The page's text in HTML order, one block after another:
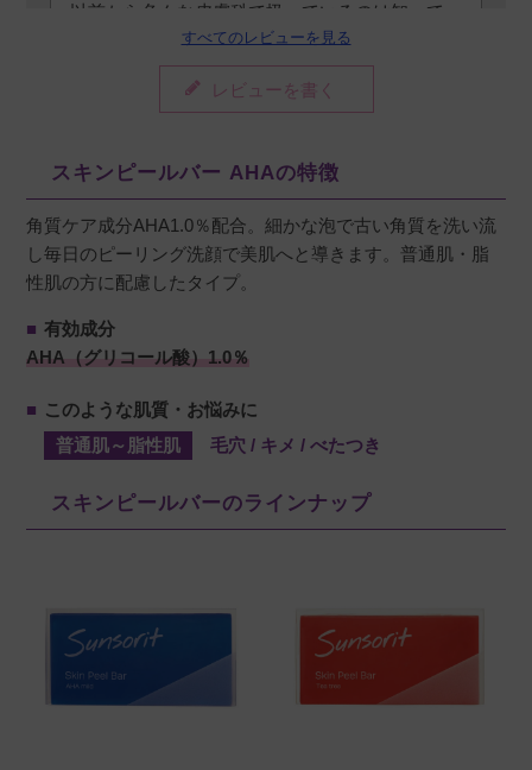
以前から色んな皮膚科で扱っているのは知って
いましたが、ようやく買ってみました。
すごくサッパリ、ツルッとして気持ちが良いで
yu. 購入者
投稿日
泡の感じと洗い上がりが大好きで、
リピートしています。
すべてのレビューを見る
レビューを書く
スキンピールバー AHAの特徴
角質ケア成分AHA1.0％配合。細かな泡で古い角質を洗い流
し毎日のピーリング洗顔で美肌へと導きます。普通肌・脂
性肌の方に配慮したタイプ。
■ 有効成分
AHA（グリコール酸）1.0％
■ このような肌質・お悩みに
普通肌～脂性肌
毛穴 / キメ / べたつき
スキンピールバーのラインナップ